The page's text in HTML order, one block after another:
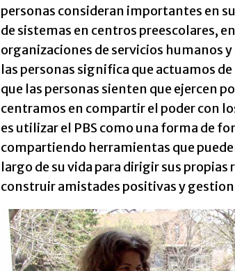
personas consideran importantes en
de sistemas en centros preescolares,
organizaciones de servicios humanos
las personas significa que actuamos
que las personas sienten que ejercen
centramos en compartir el poder con
es utilizar el PBS como una forma de
compartiendo herramientas que
largo de su vida para dirigir sus
construir amistades positivas y